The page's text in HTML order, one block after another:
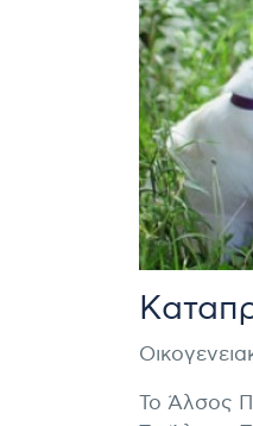
Το Άλσος